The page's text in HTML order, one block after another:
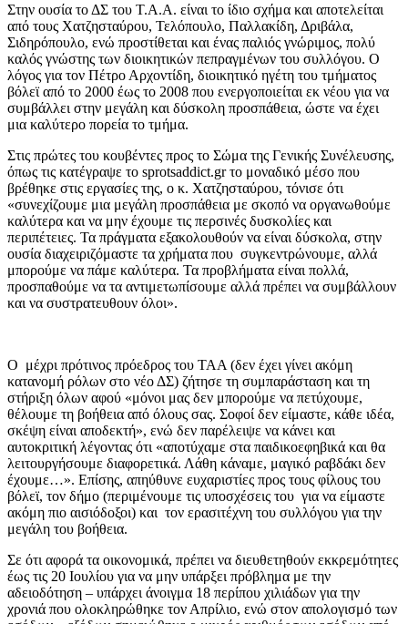
Στην ουσία το ΔΣ του Τ.Α.Α. είναι το ίδιο σχήμα και αποτελείται
από τους Χατζησταύρου, Τελόπουλο, Παλλακίδη, Δριβάλα,
Σιδηρόπουλο, ενώ προστίθεται και ένας παλιός γνώριμος, πολύ
καλός γνώστης των διοικητικών πεπραγμένων του συλλόγου. Ο
λόγος για τον Πέτρο Αρχοντίδη, διοικητικό ηγέτη του τμήματος
βόλεϊ από το 2000 έως το 2008 που ενεργοποιείται εκ νέου για να
συμβάλλει στην μεγάλη και δύσκολη προσπάθεια, ώστε να έχει
μια καλύτερο πορεία το τμήμα.
Στις πρώτες του κουβέντες προς το Σώμα της Γενικής Συνέλευσης,
όπως τις κατέγραψε το sprotsaddict.gr το μοναδικό μέσο που
βρέθηκε στις εργασίες της, ο κ. Χατζησταύρου, τόνισε ότι
«συνεχίζουμε μια μεγάλη προσπάθεια με σκοπό να οργανωθούμε
καλύτερα και να μην έχουμε τις περσινές δυσκολίες και
περιπέτειες. Τα πράγματα εξακολουθούν να είναι δύσκολα, στην
ουσία διαχειριζόμαστε τα χρήματα που συγκεντρώνουμε, αλλά
μπορούμε να πάμε καλύτερα. Τα προβλήματα είναι πολλά,
προσπαθούμε να τα αντιμετωπίσουμε αλλά πρέπει να συμβάλλουν
και να συστρατευθουν όλοι».
Ο μέχρι πρότινος πρόεδρος του ΤΑΑ (δεν έχει γίνει ακόμη
κατανομή ρόλων στο νέο ΔΣ) ζήτησε τη συμπαράσταση και τη
στήριξη όλων αφού «μόνοι μας δεν μπορούμε να πετύχουμε,
θέλουμε τη βοήθεια από όλους σας. Σοφοί δεν είμαστε, κάθε ιδέα,
σκέψη είναι αποδεκτή», ενώ δεν παρέλειψε να κάνει και
αυτοκριτική λέγοντας ότι «αποτύχαμε στα παιδικοεφηβικά και θα
λειτουργήσουμε διαφορετικά. Λάθη κάναμε, μαγικό ραβδάκι δεν
έχουμε…». Επίσης, απηύθυνε ευχαριστίες προς τους φίλους του
βόλεϊ, τον δήμο (περιμένουμε τις υποσχέσεις του για να είμαστε
ακόμη πιο αισιόδοξοι) και τον ερασιτέχνη του συλλόγου για την
μεγάλη του βοήθεια.
Σε ότι αφορά τα οικονομικά, πρέπει να διευθετηθούν εκκρεμότητες
έως τις 20 Ιουλίου για να μην υπάρξει πρόβλημα με την
αδειοδότηση – υπάρχει άνοιγμα 18 περίπου χιλιάδων για την
χρονιά που ολοκληρώθηκε τον Απρίλιο, ενώ στον απολογισμό των